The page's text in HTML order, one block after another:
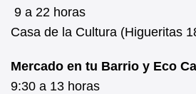
9 a 22 horas
Casa de la Cultura (Higueritas
Mercado en tu Barrio y Eco
9:30 a 13 horas